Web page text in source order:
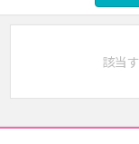
該当